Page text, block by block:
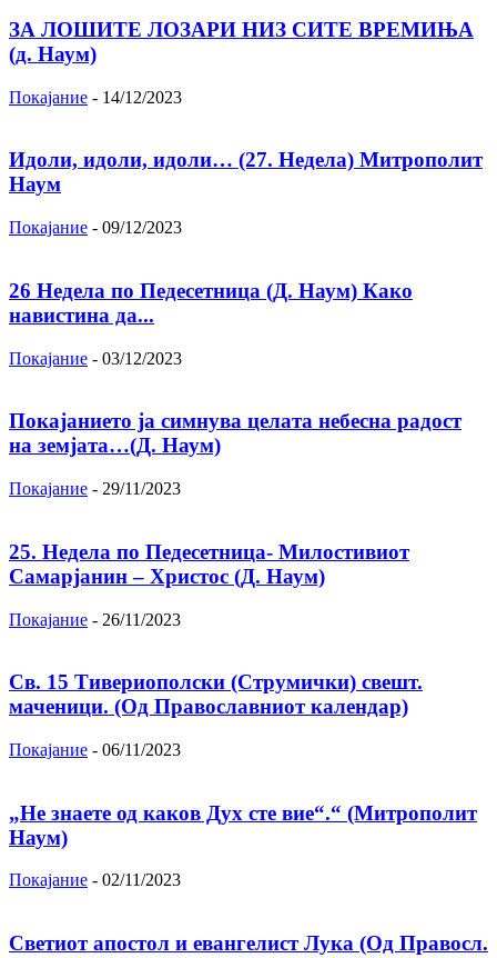
ЗА ЛОШИТЕ ЛОЗАРИ НИЗ СИТЕ ВРЕМИЊА
(д. Наум)
Покајание - 14/12/2023
Идоли, идоли, идоли… (27. Недела) Митрополит
Наум
Покајание - 09/12/2023
26 Недела по Педесетница (Д. Наум) Како
навистина да...
Покајание - 03/12/2023
Покајанието ја симнува целата небесна радост
на земјата…(Д. Наум)
Покајание - 29/11/2023
25. Недела по Педесетница- Милостивиот
Самарјанин – Христос (Д. Наум)
Покајание - 26/11/2023
Св. 15 Тивeриoпoлски (Струмички) свeшт.
маченици. (Од Православниот календар)
Покајание - 06/11/2023
„Не знаете од каков Дух сте вие“.“ (Митрополит
Наум)
Покајание - 02/11/2023
Светиот апостол и евангелист Лука (Од Правосл.